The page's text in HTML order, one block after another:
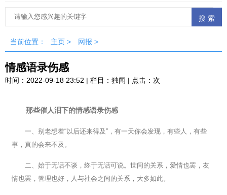
当前位置： 主页 > 网报 >
情感语录伤感
时间：2022-09-18 23:52 | 栏目： 独闻 | 点击： 次
那些催人泪下的情感语录伤感
一、别老想着“以后还来得及”，有一天你会发现，有些人，有些
事，真的会来不及。
二、始于无话不谈，终于无话可说。世间的关系，爱情也罢，友
情也罢，管理也好，人与社会之间的关系，大多如此。